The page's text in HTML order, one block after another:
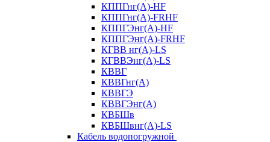
КППГнг(А)-HF
КППГнг(А)-FRHF
КППГЭнг(А)-HF
КППГЭнг(А)-FRHF
КГВВ нг(А)-LS
КГВВЭнг(А)-LS
КВВГ
КВВГнг(А)
КВВГЭ
КВВГЭнг(А)
КВБШв
КВБШвнг(А)-LS
Кабель водопогружной